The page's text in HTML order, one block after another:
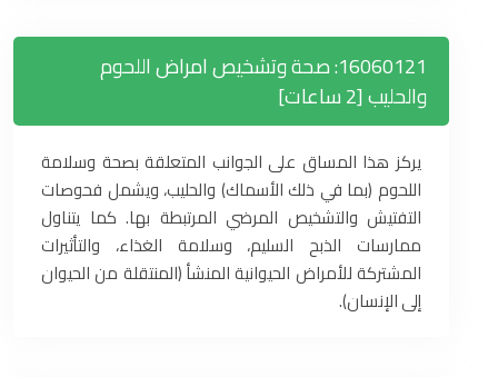
16060121: صحة وتشخيص امراض اللحوم
والحليب [2 ساعات]
يركز هذا المساق على الجوانب المتعلقة بصحة وسلامة
اللحوم (بما في ذلك الأسماك) والحليب، ويشمل فحوصات
التفتيش والتشخيص المرضي المرتبطة بها. كما يتناول
ممارسات الذبح السليم، وسلامة الغذاء، والتأثيرات
المشتركة للأمراض الحيوانية المنشأ (المنتقلة من الحيوان
إلى الإنسان).